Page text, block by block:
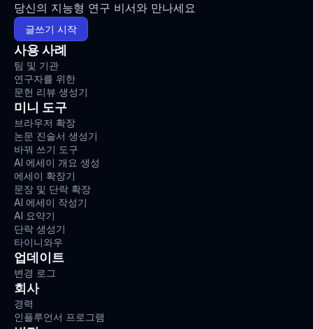
당신의 지능형 연구 비서와 만나세요
글쓰기 시작
사용 사례
팀 및 기관
연구자를 위한
문헌 리뷰 생성기
미니 도구
브라우저 확장
논문 진술서 생성기
바꿔 쓰기 도구
AI 에세이 개요 생성
에세이 확장기
문장 및 단락 확장
AI 에세이 작성기
AI 요약기
단락 생성기
타이니와우
업데이트
변경 로그
회사
경력
인플루언서 프로그램